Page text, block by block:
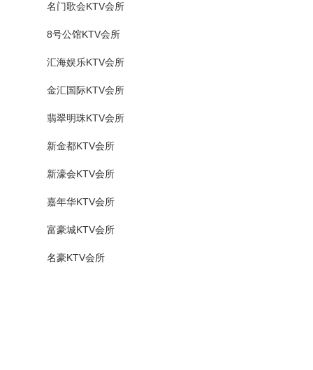
名门歌会KTV会所
8号公馆KTV会所
汇海娱乐KTV会所
金汇国际KTV会所
翡翠明珠KTV会所
新金都KTV会所
新濠会KTV会所
嘉年华KTV会所
富豪城KTV会所
名豪KTV会所